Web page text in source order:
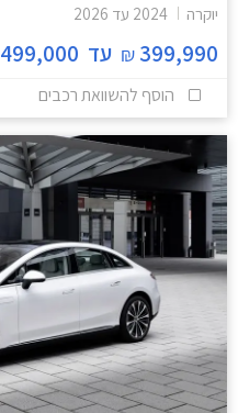
יוקרה 2024 עד 2026
399,990
₪ עד 499,000
הוסף להשוואת רכבים